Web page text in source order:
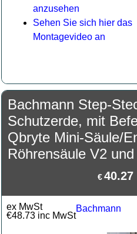
anzusehen
Sehen Sie sich hier das
Montagevideo an
Bachmann Step-
Schutzerde, mit
Qbryte Mini-Säule/
Röhrensäule V2
€ 40.27
Bachmann
ex MwSt
€48.73 inc MwSt